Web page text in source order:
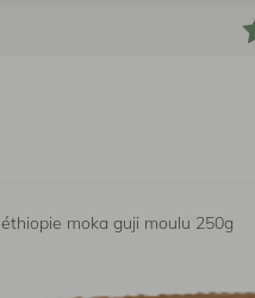
éthiopie moka guji moulu 250g